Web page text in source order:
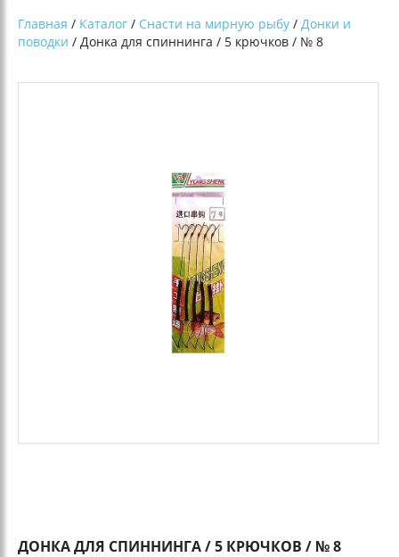
Главная / Каталог / Снасти на мирную рыбу / Донки и
поводки / Донка для спиннинга / 5 крючков / № 8
ДОНКА ДЛЯ СПИННИНГА / 5 КРЮЧКОВ / № 8